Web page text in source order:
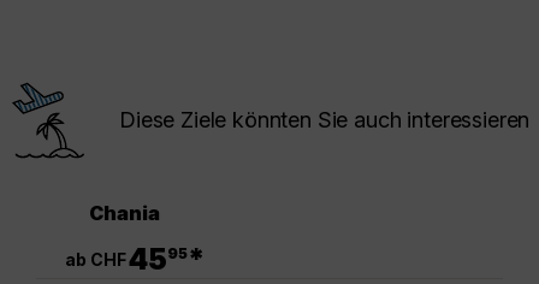
Diese Ziele könnten Sie auch interessieren
Chania
ab CHF4595*